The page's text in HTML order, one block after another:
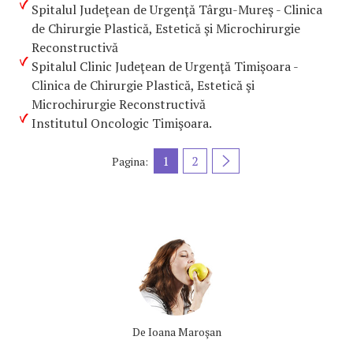
Spitalul Judeţean de Urgenţă Târgu-Mureş - Clinica
de Chirurgie Plastică, Estetică şi Microchirurgie
Reconstructivă
Spitalul Clinic Judeţean de Urgenţă Timişoara -
Clinica de Chirurgie Plastică, Estetică şi
Microchirurgie Reconstructivă
Institutul Oncologic Timişoara.
Pagina: 1 2
De Ioana Maroşan